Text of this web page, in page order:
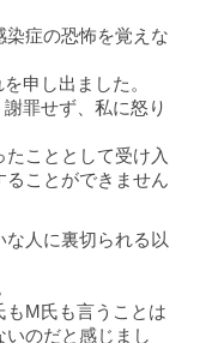
染症の恐怖を覚えな
申し出ました。
罪せず、私に怒り
こととして受け入
ことができません
人に裏切られる以
もM氏も言うことは
のだと感じまし